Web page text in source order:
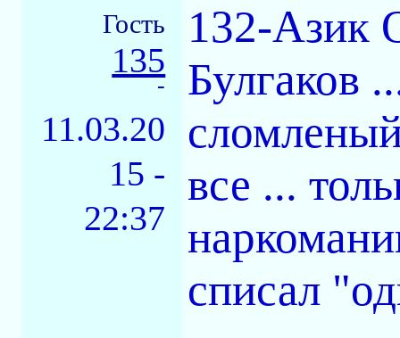
Гость
135
-
11.03.20
15 -
22:37
132-Азик
Булгаков
все ...
списал